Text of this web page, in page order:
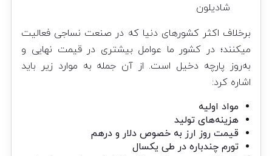
شادیلون
برخلاف اکثر کشورهای دنیا که در صنعت نساجی فعالیت
میکنند؛ در کشور ما عوامل بیشتری در قیمت نهایی و
به‌روز پارچه دخیل است. از آن جمله به موارد زیر باید
اشاره کرد:
مواد اولیه
هزینه‌های تولید
قیمت روز ارز به خصوص دلار و درهم
تورم چندباره در طی یکسال